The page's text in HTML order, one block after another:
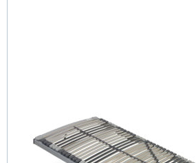
Nimbo 44 NV - Lattenrost 70x210 cm